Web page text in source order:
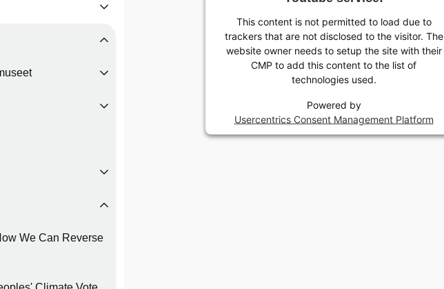
We Can Reverse
This content is not permitted to load due to
trackers that are not disclosed to the visitor. The
website owner needs to setup the site with their
CMP to add this content to the list of
technologies used.
Powered by
Usercentrics Consent Management Platform